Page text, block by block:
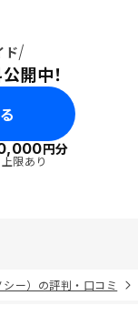
ド
開中！
円分
限あり
シー）の評判・口コミ